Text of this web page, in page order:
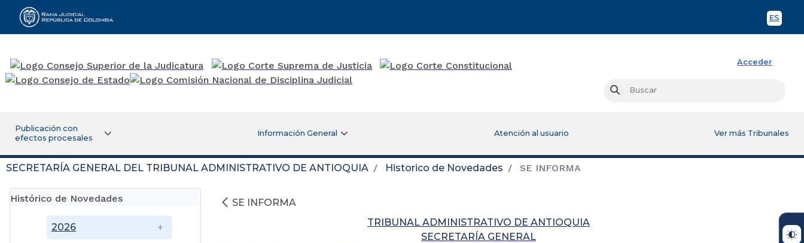
ES
Rama Judicial
Acceder
Buscar
Publicación con
efectos procesales
Información General Atención al usuario Ver más Tribunales
SECRETARÍA GENERAL DEL TRIBUNAL ADMINISTRATIVO DE ANTIOQUIA Historico de Novedades SE INFORMA
Histórico de Novedades
2026
SE INFORMA
TRIBUNAL ADMINISTRATIVO DE ANTIOQUIA
SECRETARÍA GENERAL